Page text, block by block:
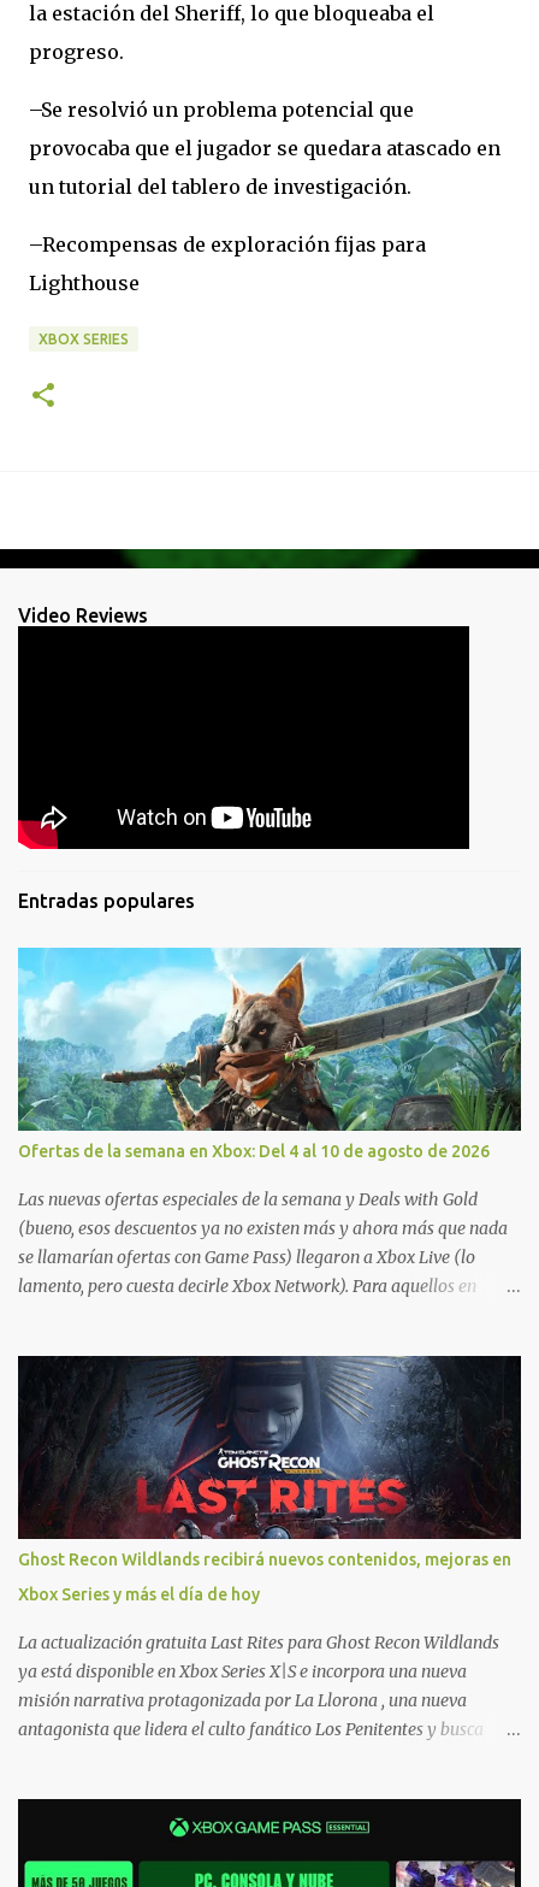
la estación del Sheriff, lo que bloqueaba el
progreso.
–Se resolvió un problema potencial que
provocaba que el jugador se quedara atascado en
un tutorial del tablero de investigación.
–Recompensas de exploración fijas para
Lighthouse
XBOX SERIES
Video Reviews
Entradas populares
Ofertas de la semana en Xbox: Del 4 al 10 de agosto de 2026
Las nuevas ofertas especiales de la semana y Deals with Gold
(bueno, esos descuentos ya no existen más y ahora más que nada
se llamarían ofertas con Game Pass) llegaron a Xbox Live (lo
lamento, pero cuesta decirle Xbox Network). Para aquellos en
jugarlos y mantener un progreso compartido en Windows PC y
Xbox, y tenemos un listado de juegos compatibles por acá . ¿Aún
necesitas una mano con las compras? Tenemos un tutorial extenso
o en vídeo para que se quiten todas las dudas generales de cómo
hacer compras en Xbox . Podes consultar un listado más completo
de promociones desde xbox.com. El post puede tener
actualizaciones regulares o cambios ante cualquier error. Ofertas
- Argentina Ofertas - Chile Ofertas - Colombia Ofertas - México
Ofertas - Estados Unidos Ofertas - España Todas las ofertas de
Xbox One también aplican a Xbox Series, a excepción de los jue...
Ghost Recon Wildlands recibirá nuevos contenidos, mejoras en
Xbox Series y más el día de hoy
La actualización gratuita Last Rites para Ghost Recon Wildlands
ya está disponible en Xbox Series X|S e incorpora una nueva
misión narrativa protagonizada por La Llorona , una nueva
antagonista que lidera el culto fanático Los Penitentes y busca
Predator , uno de los desafíos más recordados por la comunidad,
junto con múltiples mejoras centradas en ampliar la libertad de
juego. Uno de los aspectos más importantes de Last Rites es la